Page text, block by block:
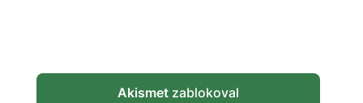
Akismetzablokoval